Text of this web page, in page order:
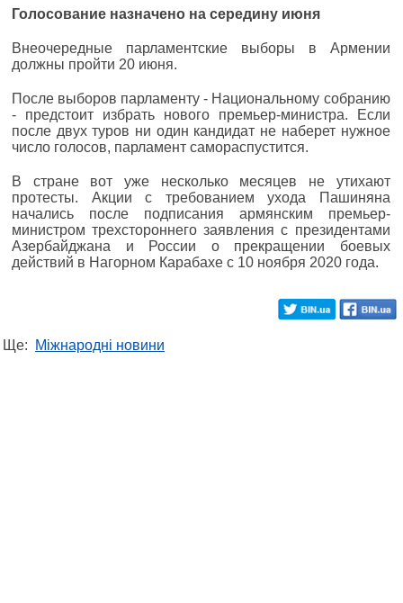
Голосование назначено на середину июня
Внеочередные парламентские выборы в Армении
должны пройти 20 июня.
После выборов парламенту - Национальному собранию
- предстоит избрать нового премьер-министра. Если
после двух туров ни один кандидат не наберет нужное
число голосов, парламент самораспустится.
В стране вот уже несколько месяцев не утихают
протесты. Акции с требованием ухода Пашиняна
начались после подписания армянским премьер-
министром трехстороннего заявления с президентами
Азербайджана и России о прекращении боевых
действий в Нагорном Карабахе с 10 ноября 2020 года.
Ще: Міжнародні новини